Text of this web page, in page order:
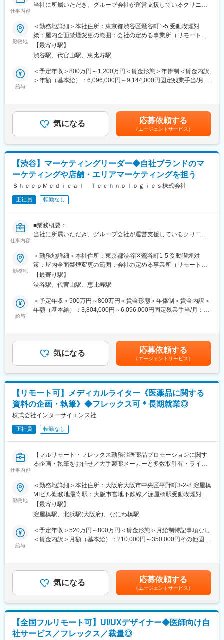
■組織構成
意とする分野で活躍いただいております。
30代～40代のメンバーがほとんどで、若手にも活躍のチャンスが
あります。
遠方のメンバーもいるため、フルリモートが基本となります。そ
■業務の魅力
そのため、「来院率」や「契約率」、売上といった事業の根幹デ
ータまで把握したマーケティングが可能です。
そのデータを武器に、事業収益に直結する本質的な分析・施策を
立案し、自分の運用でクリニックのリードが増え、契約数が伸
び、売上が上がっていくという手触り感を感じられる業務です。
変更の範囲：会社の定める業務
仕事内容
当社に所属いただき、グループ会社が運営支援しているクリニッ
■業務内容詳細：
◇マーケティング戦略の立案
※分析した数値・市場のトレンドを元に、担当する事業の売上を最
大化するためのマーケティング戦略の立案・遂行
◇事業計画の立案から実行まで
※立案した戦略を軸に事業計画の立案から実行までをお任せしま
メントをお任せします。
矯正器具の製造・販売を行っています。
キレイライン矯正は、美容クリニックや大手脱毛クリニックの立
ち上げを行った医師でもある当社CEOと、業界で名前の知られる
マーケティング会社の代表がタッグを組み「矯正を通じて笑顔に
なる人を増やしたい」という志によって生まれたブランドです。
『高額でハードルが高い』という従来のイメージを変え、多くの
方の歯の悩みを解決したいとブランドを育ててきた結果、既に10
万人以上の患者様が笑顔になるお手伝いをしてきました。
2022年6月にマーケティングに特化した子会社である
SheepMedical Technologies株式会社を設立、また同年9月にはク
設立し、キレイライン矯正だけにとどまらず幅広い歯科の領域で
患者様を笑顔にするサービスを展開しております。
変更の範囲：会社の定める業務
勤務地
＜勤務地詳細＞本社住所：東京都渋谷区鶯谷町1-5 受動喫煙対
策：屋内全面禁煙変更の範囲：会社の定める事業所（リモートワ
ーク含む）
【最寄り駅】
渋谷駅、代官山駅、恵比寿駅
給与
＜予定年収＞800万円～1,200万円＜賃金形態＞年俸制＜賃金内訳
＞年額（基本給）：6,096,000円～9,144,000円固定残業手当/月：
金はあくまでも目安の金額であり、選考を通じて上下する可能性
があります。月給(月額)は固定手当を含めた表記です。
気になる 応募依頼する
（エージェントサービス）
【渋谷】マーケティングリーダー◆自社ブランドのマ
ーケティングや店舗・エリアマーケティングを担う
ＳｈｅｅｐＭｅｄｉｃａｌ Ｔｅｃｈｎｏｌｏｇｉｅｓ株式会社
正社員 転勤なし
仕事内容
■業務概要：
当社に所属いただき、グループ会社が運営支援しているクリニッ
■業務内容詳細：
◇2名～のチームマネジメント
◇予実管理
◇予算計画策定
◇マーケティング戦略・戦術立案／実行
◇プロジェクトマネジメント
グのご経験も積むことが可能です。
矯正器具の製造・販売を行っています。
キレイライン矯正は、美容クリニックや大手脱毛クリニックの立
ち上げを行った医師でもある当社CEOと、業界で名前の知られる
マーケティング会社の代表がタッグを組み「矯正を通じて笑顔に
なる人を増やしたい」という志によって生まれたブランドです。
『高額でハードルが高い』という従来のイメージを変え、多くの
方の歯の悩みを解決したいとブランドを育ててきた結果、既に10
万人以上の患者様が笑顔になるお手伝いをしてきました。
2022年6月にマーケティングに特化した子会社である
SheepMedical Technologies株式会社を設立、また同年9月にはク
設立し、キレイライン矯正だけにとどまらず幅広い歯科の領域で
患者様を笑顔にするサービスを展開しております。
変更の範囲：会社の定める業務
勤務地
＜勤務地詳細＞本社住所：東京都渋谷区鶯谷町1-5 受動喫煙対
策：屋内全面禁煙変更の範囲：会社の定める事業所（リモートワ
ーク含む）
【最寄り駅】
渋谷駅、代官山駅、恵比寿駅
給与
＜予定年収＞500万円～800万円＜賃金形態＞年俸制＜賃金内訳＞
年額（基本給）：3,804,000円～6,096,000円固定残業手当/月：
金はあくまでも目安の金額であり、選考を通じて上下する可能性
があります。月給(月額)は固定手当を含めた表記です。
気になる 応募依頼する
（エージェントサービス）
【リモート可】メディカルライター《医薬品に関する
資料の企画・執筆》◆フレックス可＊長期就業◎
株式会社インターサイエンス社
正社員 転勤なし
仕事内容
【フルリモート・フレックス勤務◎医薬品プロモーションに関す
る企画・執筆をお任せ／大手製薬メーカーと多数取引有・ライタ
【はじめに】
本求人はメディカルライターの募集です。医薬品に関する資料
（パンフレットや冊子など）の企画～制作までをお任せします。
※薬効・薬理作用・成分解説などが書かれた製品情報などのプロモ
ーションです。
■原稿作成に必要な情報収集：
医学文献検索、お医者様や患者様へのインタビュー、座談会開
催、学会取材などから情報を収集いただきます。
やすく、科学的に正しく作成いただきます。
【取り扱い製品例】
勤務地
＜勤務地詳細＞本社住所：大阪府大阪市中央区平野町3-2-8 淀屋橋
MIビル勤務地最寄駅：大阪市営地下鉄線／淀屋橋駅受動喫煙対
策：屋内全面禁煙変更の範囲：会社の定める事業所（リモートワ
ーク含む）
【最寄り駅】
淀屋橋駅、北浜駅(大阪府)、なにわ橋駅
給与
＜予定年収＞520万円～800万円＜賃金形態＞月給制特記事項なし
＜賃金内訳＞月額（基本給）：210,000円～350,000円その他固定
昇給：有（年4回人事考課がありますが、原則評価が下がることは
ありません）賃金はあくまでも目安の金額であり、選考を通じて
上下する可能性があります。月給(月額)は固定手当を含めた表記で
す。
気になる 応募依頼する
（エージェントサービス）
【全国フルリモート可】UI/UXデザイナー◆医師向け自
社サービス／フレックス／裁量◎